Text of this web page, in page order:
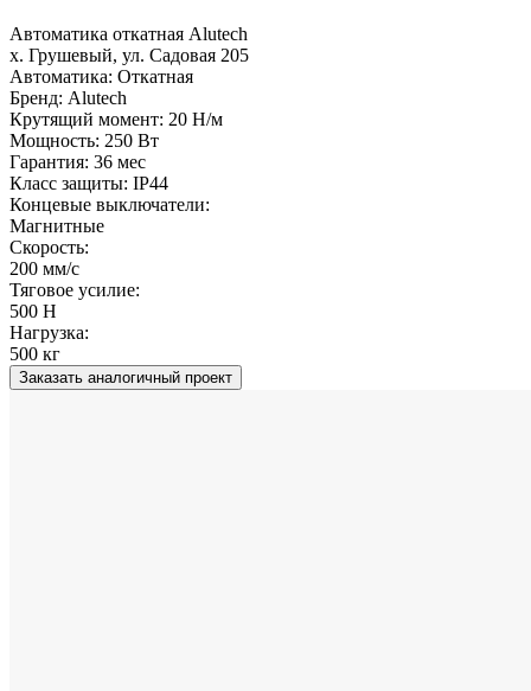
Автоматика откатная Alutech
х. Грушевый, ул. Садовая 205
Автоматика: Откатная
Бренд: Alutech
Крутящий момент: 20 Н/м
Мощность: 250 Вт
Гарантия: 36 мес
Класс защиты: IP44
Концевые выключатели:
Магнитные
Скорость:
200 мм/с
Тяговое усилие:
500 Н
Нагрузка:
500 кг
Заказать аналогичный проект